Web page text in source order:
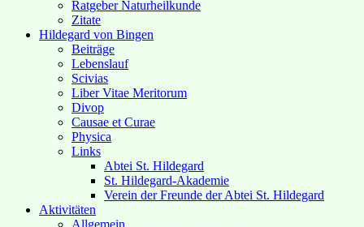
Ratgeber Naturheilkunde
Zitate
Hildegard von Bingen
Beiträge
Lebenslauf
Scivias
Liber Vitae Meritorum
Divop
Causae et Curae
Physica
Links
Abtei St. Hildegard
St. Hildegard-Akademie
Verein der Freunde der Abtei St. Hildegard
Aktivitäten
Allgemein